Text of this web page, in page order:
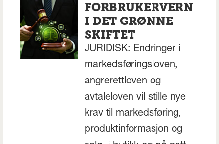
FORBRUKERVERN
I DET GRØNNE
SKIFTET
JURIDISK: Endringer i
markedsføringsloven,
angrerettloven og
avtaleloven vil stille nye
krav til markedsføring,
produktinformasjon og